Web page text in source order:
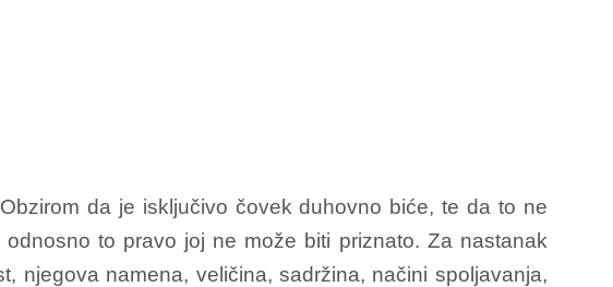
da je isključivo čovek duhovno biće, te da to ne
to pravo joj ne može biti priznato. Za nastanak
njegova namena, veličina, sadržina, načini spoljavanja,